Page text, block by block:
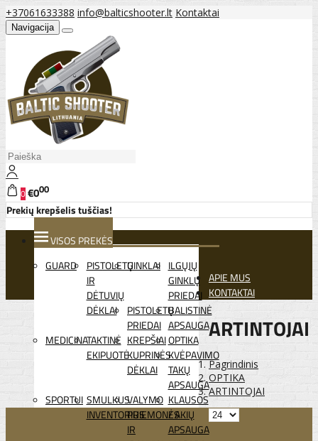
+37061633388 info@balticshooter.lt Kontaktai
Navigacija
0€000
Prekių krepšelis tuščias!
VISOS PREKĖS
GUARD
PISTOLETŲ
IR
DĖTUVIŲ
DĖKLAI
GINKLAI ILGŲJŲ
GINKLŲ
PRIEDAI
PISTOLETŲ
PRIEDAI
BALISTINĖ
APSAUGA
MEDICINATAKTINĖ
EKIPUOTĖ
KREPŠIAI
KUPRINĖS
DĖKLAI
OPTIKA
KVĖPAVIMO
TAKŲ
APSAUGA
SPORTUI SMULKUS
INVENTORIUS
VALYMO
PRIEMONĖS
IR
KLAUSOS
/ AKIŲ
APSAUGA
APIE MUS
KONTAKTAI
ARTINTOJAI
Pagrindinis
OPTIKA
ARTINTOJAI